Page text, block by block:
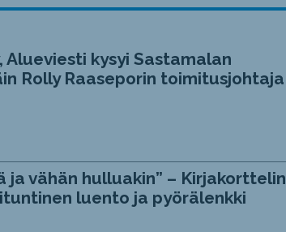
Alueviesti kysyi Sastamalan
Rolly Raaseporin toimitusjohtaja
ja vähän hulluakin” – Kirjakorttelin
luento ja pyörälenkki